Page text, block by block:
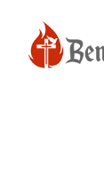
Saltar